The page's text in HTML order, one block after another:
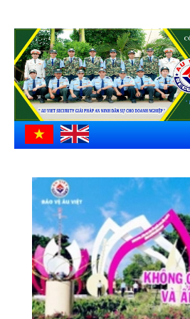
Trang chủ
Giới thiệu
Hồ sơ công ty